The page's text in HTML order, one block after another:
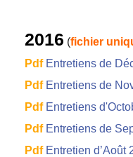
2016 (fichier
Pdf Entretiens de
Pdf Entretiens de
Pdf Entretiens
Pdf Entretiens de
Pdf Entretien d’Août